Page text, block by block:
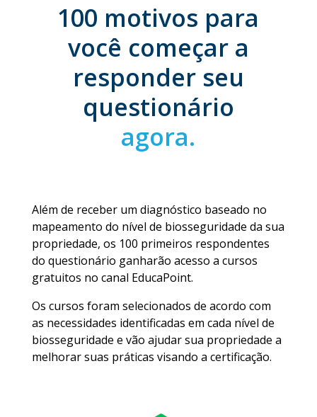
100 motivos para
você começar a
responder seu
questionário
agora.
Além de receber um diagnóstico baseado no
mapeamento do nível de biosseguridade da sua
propriedade, os 100 primeiros respondentes
do questionário ganharão acesso a cursos
gratuitos no canal EducaPoint.
Os cursos foram selecionados de acordo com
as necessidades identificadas em cada nível de
biosseguridade e vão ajudar sua propriedade a
melhorar suas práticas visando a certificação.